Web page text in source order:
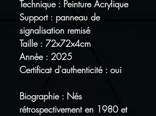
Technique : Peinture Acrylique
Support : panneau de
signalisation remisé
Taille : 72x72x4cm
Année : 2025
Certificat d'authenticité : oui
Biographie : Nés
rétrospectivement en 1980 et